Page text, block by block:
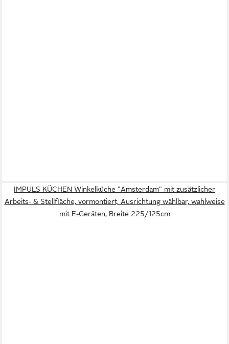
IMPULS KÜCHEN Winkelküche "Amsterdam" mit zusätzlicher
Arbeits- & Stellfläche, vormontiert, Ausrichtung wählbar, wahlweise
mit E-Geräten, Breite 225/125cm